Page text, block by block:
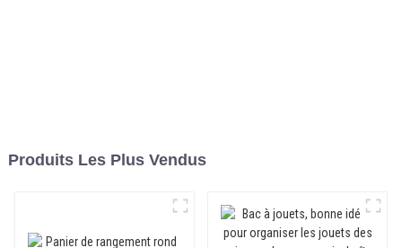
Produits Les Plus Vendus